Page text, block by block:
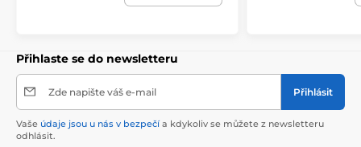
Přihlaste se do newsletteru
Zde napište váš e-mail Přihlásit
Vaše údaje jsou u nás v bezpečí a kdykoliv se můžete z newsletteru
odhlásit.